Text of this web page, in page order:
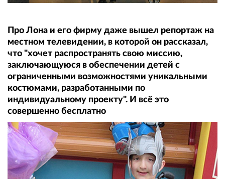
Про Лона и его фирму даже вышел репортаж на
местном телевидении, в которой он рассказал,
что "хочет распространять свою миссию,
заключающуюся в обеспечении детей с
ограниченными возможностями уникальными
костюмами, разработанными по
индивидуальному проекту". И всё это
совершенно бесплатно